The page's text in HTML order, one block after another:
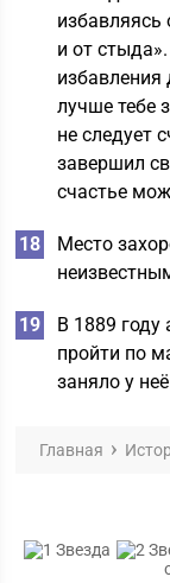
и от
лучше тебе
не следует
завершил
счастье
Место
В 1889
пройти по
заняло у
Главная